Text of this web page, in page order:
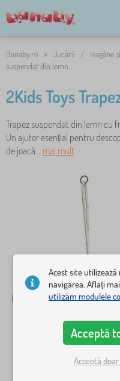
Banaby.ro » Jucării / leagăne
suspendat din lemn
2Kids Toys
Trapez suspendat din lemn cu
Un ajutor esențial pentru
de joacă .. mai mult
Acest site
navigarea. Aflați
utilizăm modulele
Acceptă
Acceptă